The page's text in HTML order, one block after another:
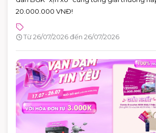
20.000.000 VNĐ!
Từ 26/07/2026 đến 26/07/2026